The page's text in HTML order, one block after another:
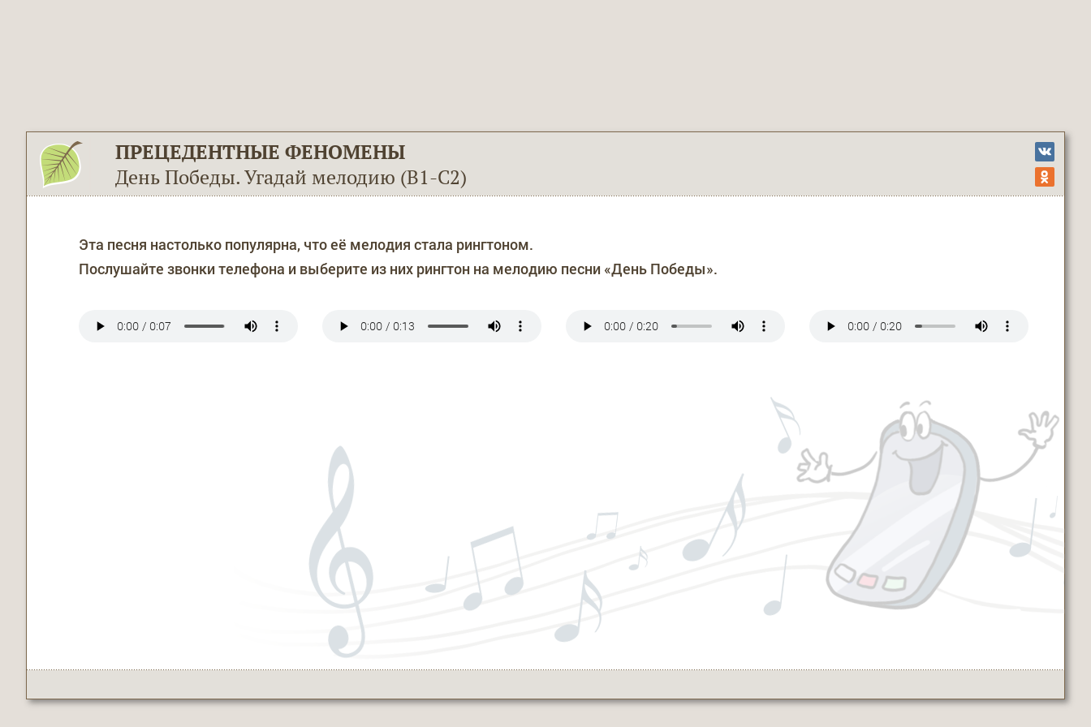
ПРЕЦЕДЕНТНЫЕ ФЕНОМЕНЫ
День Победы. Угадай мелодию (В1-С2)
Эта песня настолько популярна, что её мелодия стала рингтоном.
Послушайте звонки телефона и выберите из них рингтон на мелодию песни «День Победы».